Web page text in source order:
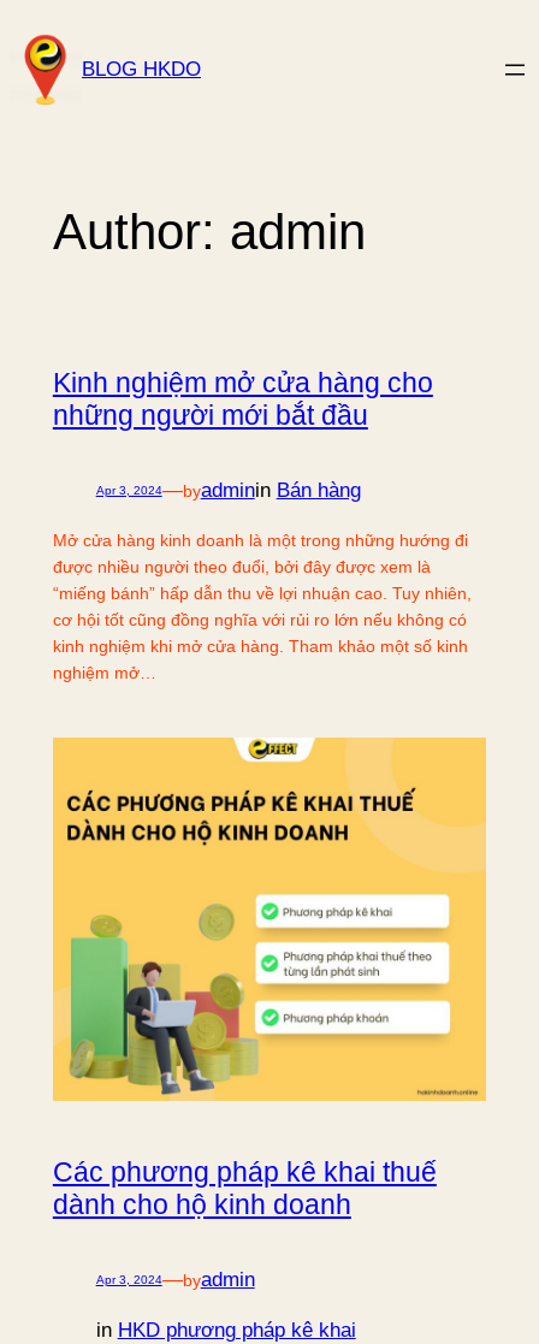
to
content
BLOG HKDO
Author: admin
Kinh nghiệm mở cửa hàng cho
những người mới bắt đầu
Apr 3, 2024—byadminin Bán hàng
Mở cửa hàng kinh doanh là một trong những hướng đi
được nhiều người theo đuổi, bởi đây được xem là
“miếng bánh” hấp dẫn thu về lợi nhuận cao. Tuy nhiên,
cơ hội tốt cũng đồng nghĩa với rủi ro lớn nếu không có
kinh nghiệm khi mở cửa hàng. Tham khảo một số kinh
nghiệm mở…
Các phương pháp kê khai thuế
dành cho hộ kinh doanh
Apr 3, 2024—byadmin
in HKD phương pháp kê khai